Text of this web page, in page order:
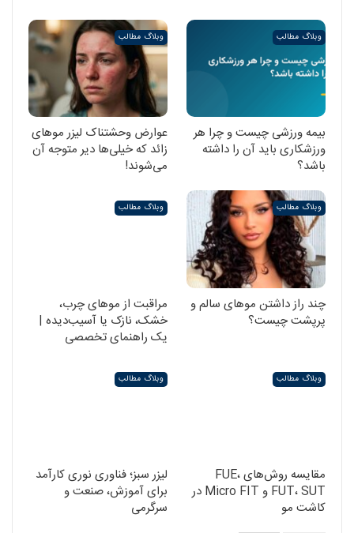
وبلاگ مطالب
بیمه ورزشی چیست و چرا هر
ورزشکاری باید آن را داشته
باشد؟
وبلاگ مطالب
عوارض وحشتناک لیزر موهای
زائد که خیلی‌ها دیر متوجه آن
می‌شوند!
وبلاگ مطالب
چند راز داشتن موهای سالم و
پرپشت چیست؟
وبلاگ مطالب
مراقبت از موهای چرب،
خشک، نازک یا آسیب‌دیده |
یک راهنمای تخصصی
وبلاگ مطالب
مقایسه روش‌های FUE،
FUT، SUT و Micro FIT در
کاشت مو
وبلاگ مطالب
لیزر سبز؛ فناوری نوری کارآمد
برای آموزش، صنعت و
سرگرمی